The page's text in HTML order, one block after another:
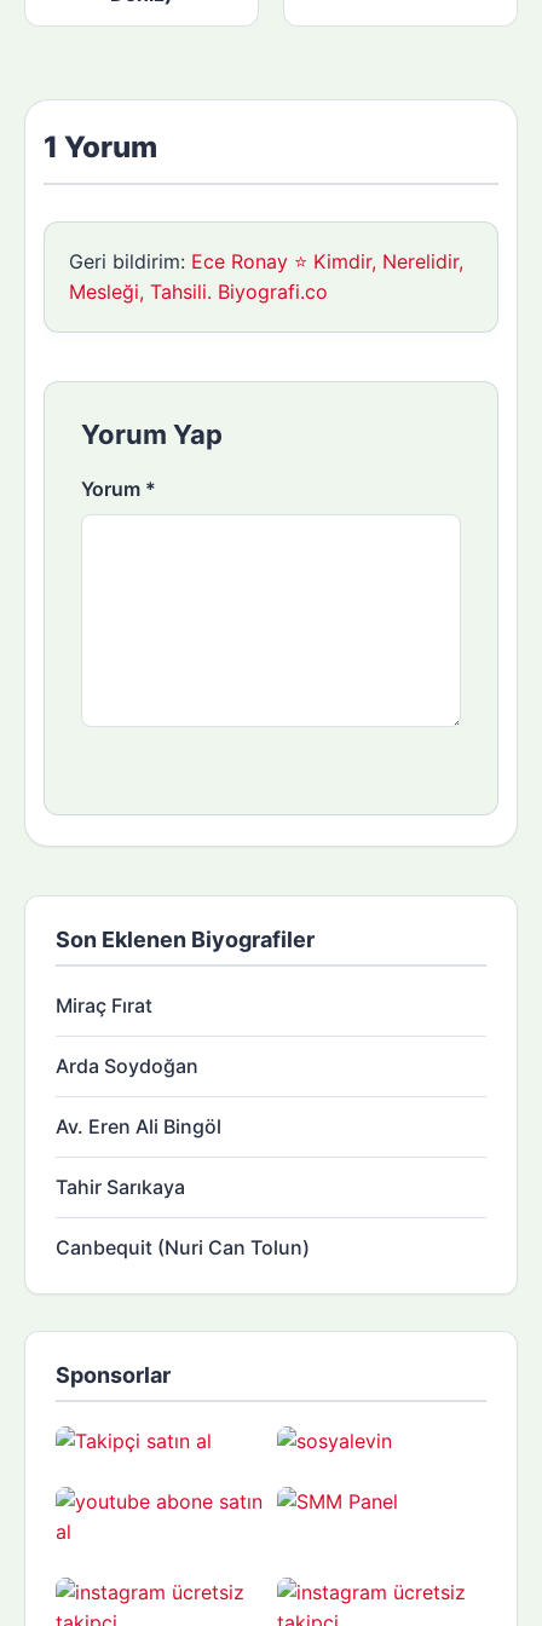
1 Yorum
Geri bildirim: Ece Ronay ⭐ Kimdir, Nerelidir,
Mesleği, Tahsili. Biyografi.co
Yorum Yap
Yorum *
Son Eklenen Biyografiler
Miraç Fırat
Arda Soydoğan
Av. Eren Ali Bingöl
Tahir Sarıkaya
Canbequit (Nuri Can Tolun)
Sponsorlar